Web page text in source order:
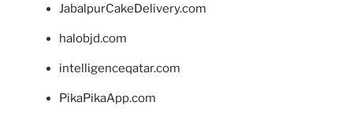
JabalpurCakeDelivery.com
halobjd.com
intelligenceqatar.com
PikaPikaApp.com